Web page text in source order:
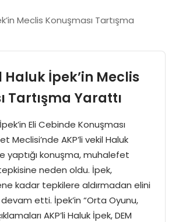
Meclis Konuşması Tartışma
Haluk İpek’in Meclis
Tartışma Yarattı
Eli Cebinde Konuşması
Meclisi’nde AKP’li vekil Haluk
yaptığı konuşma, muhalefet
neden oldu. İpek,
kadar tepkilere aldırmadan elini
etti. İpek’in “Orta Oyunu,
AKP’li Haluk İpek, DEM